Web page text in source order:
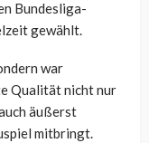
Bundesliga-
gewählt.
war
Qualität nicht nur
äußerst
mitbringt.